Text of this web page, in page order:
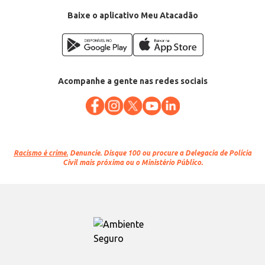
Baixe o aplicativo Meu Atacadão
Acompanhe a gente nas redes sociais
Racismo é crime. Denuncie. Disque 100 ou procure a Delegacia de Polícia
Civil mais próxima ou o Ministério Público.